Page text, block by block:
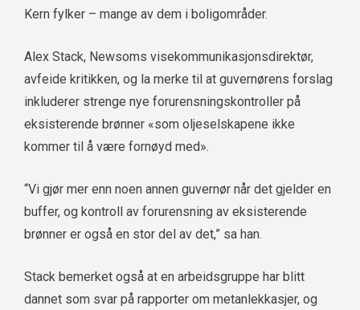
Kern fylker – mange av dem i boligområder.
Alex Stack, Newsoms visekommunikasjonsdirektør,
avfeide kritikken, og la merke til at guvernørens forslag
inkluderer strenge nye forurensningskontroller på
eksisterende brønner «som oljeselskapene ikke
kommer til å være fornøyd med».
“Vi gjør mer enn noen annen guvernør når det gjelder en
buffer, og kontroll av forurensning av eksisterende
brønner er også en stor del av det,” sa han.
Stack bemerket også at en arbeidsgruppe har blitt
dannet som svar på rapporter om metanlekkasjer, og